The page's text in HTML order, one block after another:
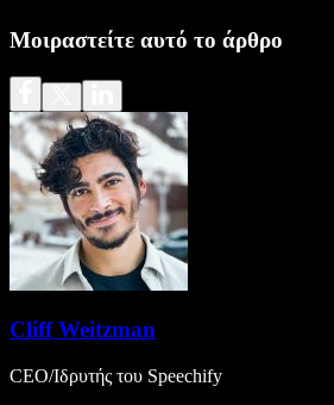
Μοιραστείτε αυτό το άρθρο
Cliff Weitzman
CEO/Ιδρυτής του Speechify